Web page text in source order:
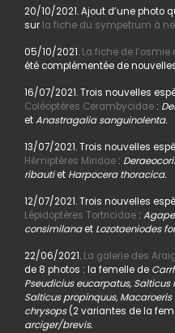
20/10/2021. Ajout d’une photo
sur la fiche du sympetrum à
05/10/2021. La fiche de l’osmie
été complémentée de
16/07/2021. Trois nouvelles
Coléoptères Cerambycidae:
etAnastragalia sanguinolenta.
13/07/2021. Trois nouvelles
Hémiptères Miridae:
ribautiet Harpocera thoracica.
12/07/2021. Trois nouvelles
Lépidoptères Tortricidae:
consimilanaet Lozotaeniodes
22/06/2021. La galerie des
de 8 photos : la femelle de
Pseudicius eucarpatus,
Salticus propinquus, Macaroeris
chrysops(2 variantes de la
arciger/brevis.